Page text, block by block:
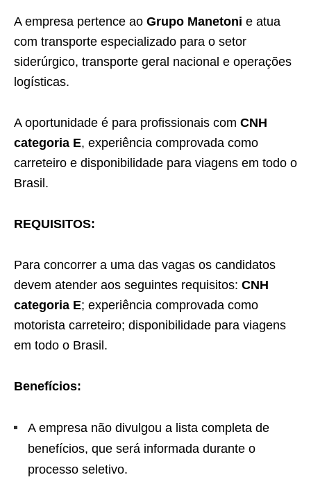
A empresa pertence ao Grupo Manetoni e atua
com transporte especializado para o setor
siderúrgico, transporte geral nacional e operações
logísticas.
A oportunidade é para profissionais com CNH
categoria E, experiência comprovada como
carreteiro e disponibilidade para viagens em todo o
Brasil.
REQUISITOS:
Para concorrer a uma das vagas os candidatos
devem atender aos seguintes requisitos: CNH
categoria E; experiência comprovada como
motorista carreteiro; disponibilidade para viagens
em todo o Brasil.
Benefícios:
A empresa não divulgou a lista completa de
benefícios, que será informada durante o
processo seletivo.